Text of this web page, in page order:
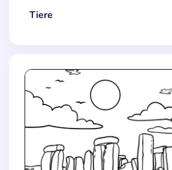
Tiere